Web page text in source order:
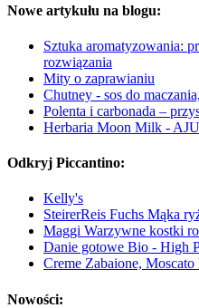
Nowe artykułu na blogu:
Sztuka aromatyzowania:
rozwiązania
Mity o zaprawianiu
Chutney - sos do
Polenta i carbonada –
Herbaria Moon Milk -
Odkryj Piccantino:
Kelly's
SteirerReis Fuchs Mąka
Maggi Warzywne kostki
Danie gotowe Bio - High
Creme Zabaione,
Nowości: